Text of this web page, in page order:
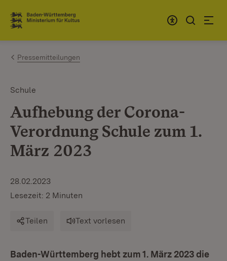
Zum Inhalt springen
Link zur Startseite
Pressemitteilungen
Schule
Aufhebung der Corona-
Verordnung Schule zum 1.
März 2023
28.02.2023
Lesezeit: 2 Minuten
Teilen Text vorlesen
Baden-Württemberg hebt zum 1. März 2023 die